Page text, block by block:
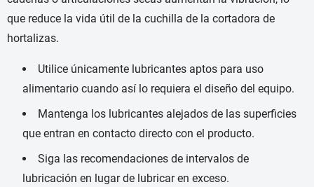
que reduce la vida útil de la cuchilla de la cortadora de
hortalizas.
Utilice únicamente lubricantes aptos para uso
alimentario cuando así lo requiera el diseño del equipo.
Mantenga los lubricantes alejados de las superficies
que entran en contacto directo con el producto.
Siga las recomendaciones de intervalos de
lubricación en lugar de lubricar en exceso.